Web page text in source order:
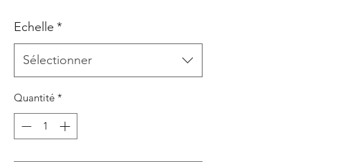
Echelle *
Sélectionner
Quantité *